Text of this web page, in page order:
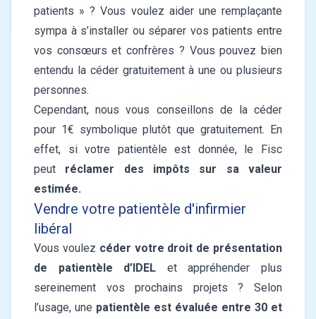
patients » ? Vous voulez aider une remplaçante
sympa à s’installer ou séparer vos patients entre
vos consœurs et confrères ? Vous pouvez bien
entendu la céder gratuitement à une ou plusieurs
personnes.
Cependant, nous vous conseillons de la céder
pour 1€ symbolique plutôt que gratuitement. En
effet, si votre patientèle est donnée, le Fisc
peut réclamer des impôts sur sa valeur
estimée.
Vendre votre patientèle d'infirmier
libéral
Vous voulez céder votre droit de présentation
de patientèle d’IDEL et appréhender plus
sereinement vos prochains projets ? Selon
l’usage, une patientèle est évaluée entre 30 et